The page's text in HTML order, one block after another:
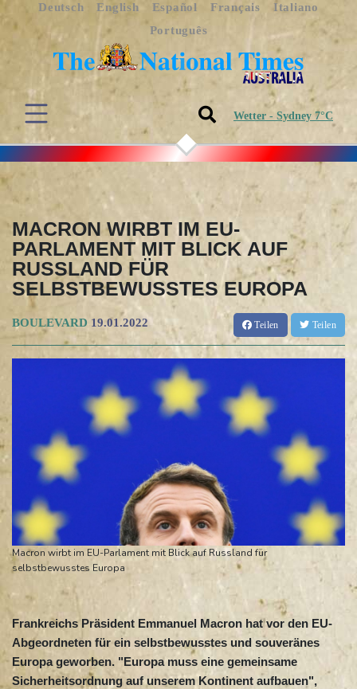
Deutsch English Español Français
Italiano
Português
Wetter - Sydney 7°C
MACRON WIRBT IM EU-
PARLAMENT MIT BLICK AUF
RUSSLAND FÜR
SELBSTBEWUSSTES EUROPA
BOULEVARD 19.01.2022 Teilen Teilen
Macron wirbt im EU-Parlament mit Blick auf Russland für
selbstbewusstes Europa
Frankreichs Präsident Emmanuel Macron hat vor den EU-
Abgeordneten für ein selbstbewusstes und souveränes
Europa geworben. "Europa muss eine gemeinsame
Sicherheitsordnung auf unserem Kontinent aufbauen",